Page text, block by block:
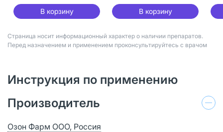
В корзину В корзину
Страница носит информационный характер о наличии препаратов.
Перед назначением и применением проконсультируйтесь с врачом
Инструкция по применению
Производитель
Озон Фарм ООО, Россия